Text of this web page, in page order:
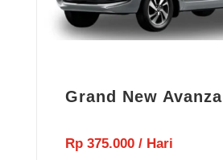
Grand New Avanza
Rp 375.000 / Hari